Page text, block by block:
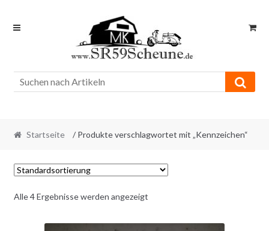
Skip
Skip
Startseite / Produkte verschlagwortet mit „Kennzeichen“
Alle 4 Ergebnisse werden angezeigt